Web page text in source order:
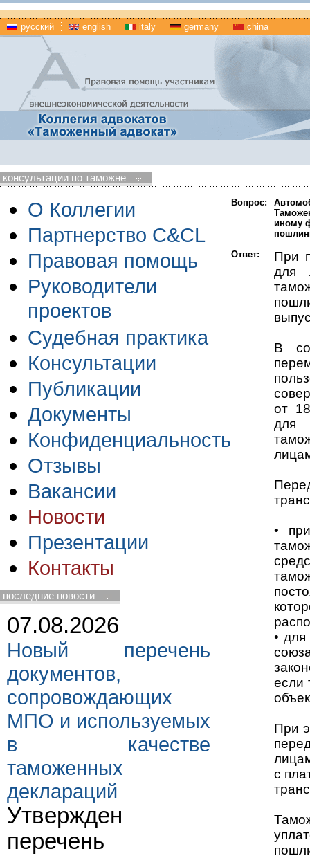
русский english italy germany china
консультации по таможне
О Коллегии
Партнерство C&CL
Правовая помощь
Руководители
проектов
Судебная практика
Консультации
Публикации
Документы
Конфиденциальность
Отзывы
Вакансии
Новости
Презентации
Контакты
последние новости
07.08.2026
Новый перечень
документов,
сопровождающих
МПО и используемых
в качестве
таможенных
деклараций
Утвержден
перечень
Вопрос:
иному
Ответ:
При
для
В
от
для
•
•
если
При
с